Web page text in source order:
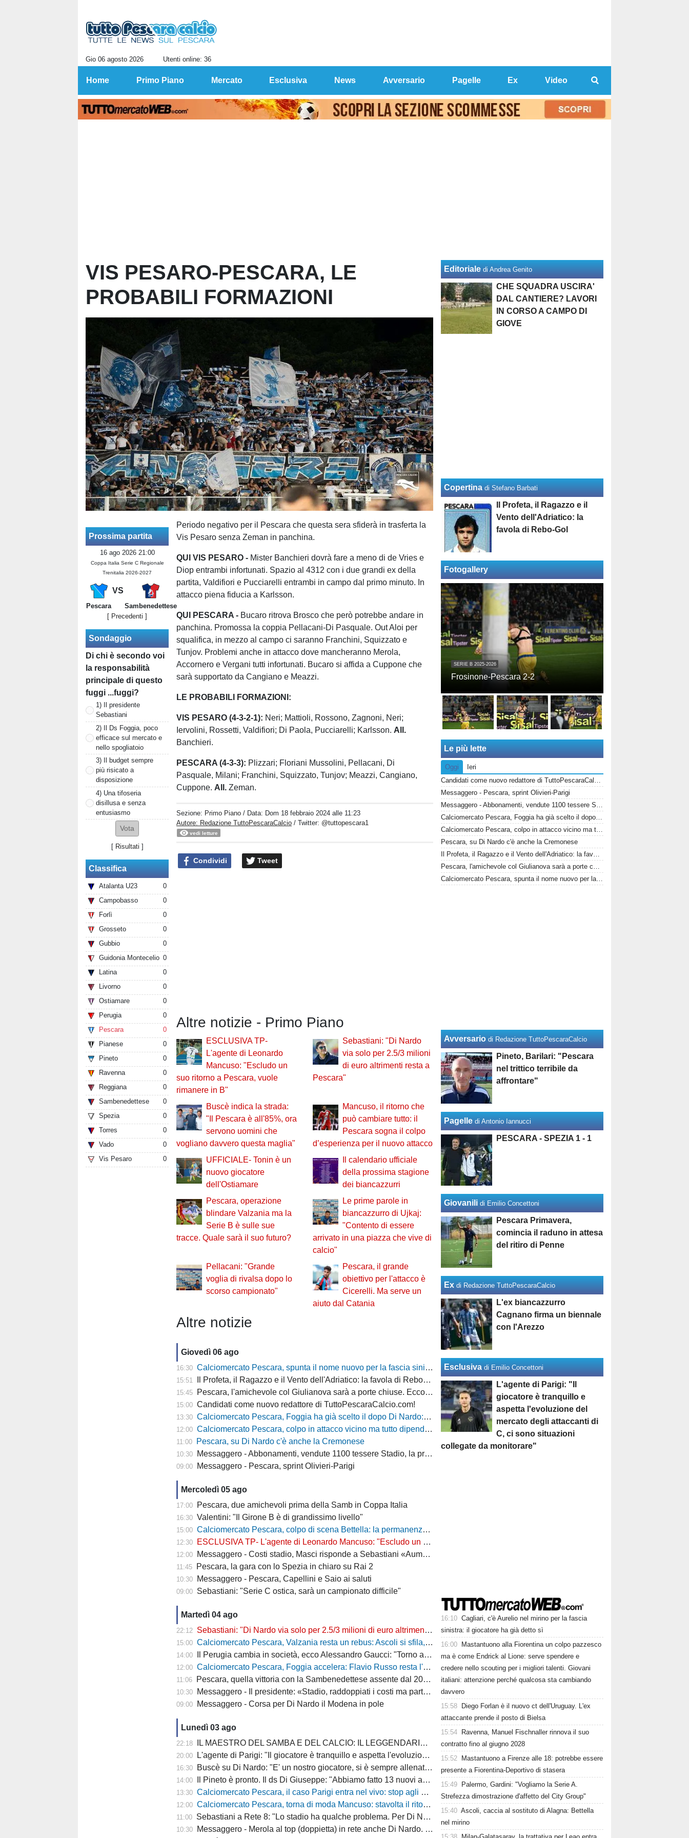
Gio 06 agosto 2026 Utenti online: 36
Home Primo Piano Mercato Esclusiva News Avversario Pagelle Ex Video
VIS PESARO-PESCARA, LE
PROBABILI FORMAZIONI
Prossima partita
16 ago 2026 21:00
Coppa Italia Serie C Regionale
Trenitalia 2026-2027
VS
Pescara
Sambenedettese
[ Precedenti ]
Sondaggio
Di chi è secondo voi
la responsabilità
principale di questo
fuggi ...fuggi?
1) Il presidente
Sebastiani
2) Il Ds Foggia, poco
efficace sul mercato e
nello spogliatoio
3) Il budget sempre
più risicato a
disposizione
4) Una tifoseria
disillusa e senza
entusiasmo
[ Risultati ]
Classifica
Atalanta U23
0
Campobasso
0
Forlì
0
Grosseto
0
Gubbio
0
Guidonia Montecelio 0
Latina
0
Livorno
0
Ostiamare
0
Perugia
0
Pescara
0
Pianese
0
Pineto
0
Ravenna
0
Reggiana
0
Sambenedettese
0
Spezia
0
Torres
0
Vado
0
Vis Pesaro
0
Periodo negativo per il Pescara che questa sera sfiderà in trasferta la
Vis Pesaro senza Zeman in panchina.
QUI VIS PESARO - Mister Banchieri dovrà fare a meno di de Vries e
Diop entrambi infortunati. Spazio al 4312 con i due grandi ex della
partita, Valdifiori e Pucciarelli entrambi in campo dal primo minuto. In
attacco piena fiducia a Karlsson.
QUI PESCARA - Bucaro ritrova Brosco che però potrebbe andare in
panchina. Promossa la coppia Pellacani-Di Pasquale. Out Aloi per
squalifica, in mezzo al campo ci saranno Franchini, Squizzato e
Tunjov. Problemi anche in attacco dove mancheranno Merola,
Accornero e Vergani tutti infortunati. Bucaro si affida a Cuppone che
sarà supportato da Cangiano e Meazzi.
LE PROBABILI FORMAZIONI:
VIS PESARO (4-3-2-1): Neri; Mattioli, Rossono, Zagnoni, Neri;
Iervolini, Rossetti, Valdifiori; Di Paola, Pucciarelli; Karlsson. All.
Banchieri.
PESCARA (4-3-3): Plizzari; Floriani Mussolini, Pellacani, Di
Pasquale, Milani; Franchini, Squizzato, Tunjov; Meazzi, Cangiano,
Cuppone. All. Zeman.
Sezione: Primo Piano / Data: Dom 18 febbraio 2024 alle 11:23
Autore: Redazione TuttoPescaraCalcio / Twitter: @tuttopescara1
vedi letture
Condividi Tweet
Altre notizie - Primo Piano
ESCLUSIVA TP-
L'agente di Leonardo
Mancuso: "Escludo un
suo ritorno a Pescara, vuole
rimanere in B"
Sebastiani: "Di Nardo
via solo per 2.5/3 milioni
di euro altrimenti resta a
Pescara"
Buscè indica la strada:
"Il Pescara è all'85%, ora
servono uomini che
vogliano davvero questa maglia"
Mancuso, il ritorno che
può cambiare tutto: il
Pescara sogna il colpo
d’esperienza per il nuovo attacco
UFFICIALE- Tonin è un
nuovo giocatore
dell'Ostiamare
Il calendario ufficiale
della prossima stagione
dei biancazzurri
Pescara, operazione
blindare Valzania ma la
Serie B è sulle sue
tracce. Quale sarà il suo futuro?
Le prime parole in
biancazzurro di Ujkaj:
"Contento di essere
arrivato in una piazza che vive di
calcio"
Pellacani: "Grande
voglia di rivalsa dopo lo
scorso campionato"
Pescara, il grande
obiettivo per l'attacco è
Cicerelli. Ma serve un
aiuto dal Catania
Altre notizie
Giovedì 06 ago
16:30 Calciomercato Pescara, spunta il nome nuovo per la fascia sinistra
15:51 Il Profeta, il Ragazzo e il Vento dell'Adriatico: la favola di Rebo-Gol
15:45 Pescara, l'amichevole col Giulianova sarà a porte chiuse. Ecco anche il nuovo orario
15:00 Candidati come nuovo redattore di TuttoPescaraCalcio.com!
13:30 Calciomercato Pescara, Foggia ha già scelto il dopo Di Nardo: c'è un nome in cima alla lista
12:00 Calciomercato Pescara, colpo in attacco vicino ma tutto dipende da Di Nardo: il Frosinone si chiama fuori?
11:00 Pescara, su Di Nardo c'è anche la Cremonese
10:30 Messaggero - Abbonamenti, vendute 1100 tessere Stadio, la protesta dei tifosi disabili
09:00 Messaggero - Pescara, sprint Olivieri-Parigi
Mercoledì 05 ago
17:00 Pescara, due amichevoli prima della Samb in Coppa Italia
16:30 Valentini: "Il Girone B è di grandissimo livello"
15:00 Calciomercato Pescara, colpo di scena Bettella: la permanenza non è più un'ipotesi, ecco cosa sta succedendo
12:30 ESCLUSIVA TP- L'agente di Leonardo Mancuso: "Escludo un suo ritorno a Pescara, vuole rimanere in B"
12:00 Messaggero - Costi stadio, Masci risponde a Sebastiani «Aumenti per ridurre il peso sui cittadini»
11:45 Pescara, la gara con lo Spezia in chiaro su Rai 2
10:30 Messaggero - Pescara, Capellini e Saio ai saluti
09:00 Sebastiani: "Serie C ostica, sarà un campionato difficile"
Martedì 04 ago
22:12 Sebastiani: "Di Nardo via solo per 2.5/3 milioni di euro altrimenti resta a Pescara"
15:00 Calciomercato Pescara, Valzania resta un rebus: Ascoli si sfila, il Catanzaro osserva
14:00 Il Perugia cambia in società, ecco Alessandro Gaucci: "Torno a casa, ecco chi è il nuovo allenatore"
12:00 Calciomercato Pescara, Foggia accelera: Flavio Russo resta l'obiettivo, ma cresce la concorrenza
11:06 Pescara, quella vittoria con la Sambenedettese assente dal 2007-08
10:30 Messaggero - Il presidente: «Stadio, raddoppiati i costi ma parte della tribuna ancora chiusa»
09:00 Messaggero - Corsa per Di Nardo il Modena in pole
Lunedì 03 ago
22:18 IL MAESTRO DEL SAMBA E DEL CALCIO: IL LEGGENDARIO PESCARA DI LEO JÚNIOR
20:00 L'agente di Parigi: "Il giocatore è tranquillo e aspetta l'evoluzione del mercato degli attaccanti di C, ci sono situazioni collegate da monitorare"
16:30 Buscè su Di Nardo: "E' un nostro giocatore, si è sempre allenato bene"
14:00 Il Pineto è pronto. Il ds Di Giuseppe: "Abbiamo fatto 13 nuovi acquisti, la rosa è completa"
13:30 Calciomercato Pescara, il caso Parigi entra nel vivo: stop agli allenamenti, cessione sempre più vicina
12:00 Calciomercato Pescara, torna di moda Mancuso: stavolta il ritorno può diventare realtà
11:00 Sebastiani a Rete 8: "Lo stadio ha qualche problema. Per Di Nardo l'offerta deve essere giusta per entrambe le parti, altrimenti resta"
10:30
Messaggero - Merola al top (doppietta) in rete anche Di Nardo. Bene i rossoneri
Editoriale di Andrea Genito
CHE SQUADRA USCIRA'
DAL CANTIERE? LAVORI
IN CORSO A CAMPO DI
GIOVE
Copertina di Stefano Barbati
Il Profeta, il Ragazzo e il
Vento dell'Adriatico: la
favola di Rebo-Gol
Fotogallery
SERIE B 2025-2026
Frosinone-Pescara 2-2
Le più lette
Oggi
Ieri
Candidati come nuovo redattore di TuttoPescaraCalcio.com!
Messaggero - Pescara, sprint Olivieri-Parigi
Messaggero - Abbonamenti, vendute 1100 tessere Stadio, la protesta dei tifosi disabili
Calciomercato Pescara, Foggia ha già scelto il dopo Di Nardo: c'è un nome in cima alla lista
Calciomercato Pescara, colpo in attacco vicino ma tutto dipende da Di Nardo: il Frosinone si chiama fuori?
Pescara, su Di Nardo c'è anche la Cremonese
Il Profeta, il Ragazzo e il Vento dell'Adriatico: la favola di Rebo-Gol
Pescara, l'amichevole col Giulianova sarà a porte chiuse. Ecco anche il nuovo orario
Calciomercato Pescara, spunta il nome nuovo per la fascia sinistra
Avversario di Redazione TuttoPescaraCalcio
Pineto, Barilari: "Pescara
nel trittico terribile da
affrontare"
Pagelle di Antonio Iannucci
PESCARA - SPEZIA 1 - 1
Giovanili di Emilio Concettoni
Pescara Primavera,
comincia il raduno in attesa
del ritiro di Penne
Ex di Redazione TuttoPescaraCalcio
L'ex biancazzurro
Cagnano firma un biennale
con l'Arezzo
Esclusiva di Emilio Concettoni
L'agente di Parigi: "Il
giocatore è tranquillo e
aspetta l'evoluzione del
mercato degli attaccanti di
C, ci sono situazioni
collegate da monitorare"
16:10 Cagliari, c'è Aurelio nel mirino per la fascia
sinistra: il giocatore ha già detto sì
16:00
Mastantuono alla Fiorentina un colpo pazzesco
ma è come Endrick al Lione: serve spendere e
credere nello scouting per i migliori talenti. Giovani
italiani: attenzione perché qualcosa sta cambiando
davvero
15:58
Diego Forlan è il nuovo ct dell'Uruguay. L'ex
attaccante prende il posto di Bielsa
15:54
Ravenna, Manuel Fischnaller rinnova il suo
contratto fino al giugno 2028
15:52
Mastantuono a Firenze alle 18: potrebbe essere
presente a Fiorentina-Deportivo di stasera
15:49
Palermo, Gardini: "Vogliamo la Serie A.
Strefezza dimostrazione d'affetto del City Group"
15:40 Ascoli, caccia al sostituto di Alagna: Bettella
nel mirino